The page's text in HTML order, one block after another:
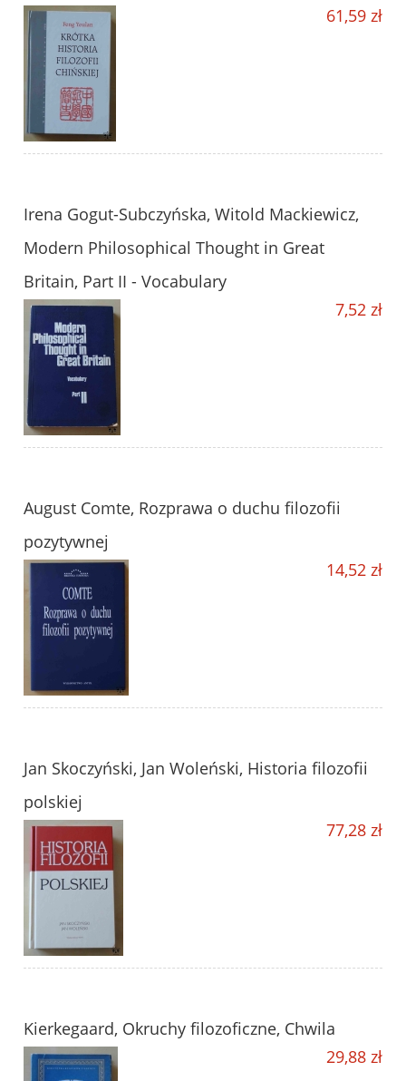
61,59 zł
Irena Gogut-Subczyńska, Witold Mackiewicz,
Modern Philosophical Thought in Great
Britain, Part II - Vocabulary
7,52 zł
August Comte, Rozprawa o duchu filozofii
pozytywnej
14,52 zł
Jan Skoczyński, Jan Woleński, Historia filozofii
polskiej
77,28 zł
Kierkegaard, Okruchy filozoficzne, Chwila
29,88 zł